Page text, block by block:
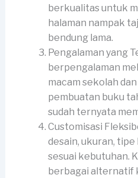
berkualitas untuk
halaman nampak
bendung lama.
Pengalaman yang
berpengalaman
macam sekolah
pembuatan buku
sudah ternyata
Customisasi
desain, ukuran,
sesuai kebutuhan.
berbagai alternatif